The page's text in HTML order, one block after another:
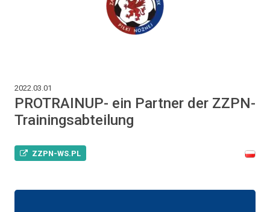
2022.03.01
PROTRAINUP- ein Partner der ZZPN-
Trainingsabteilung
ZZPN-WS.PL